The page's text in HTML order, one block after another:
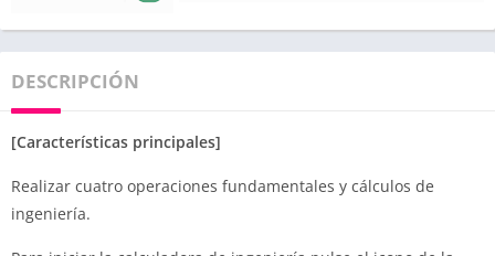
DESCRIPCIÓN
[Características principales]
Realizar cuatro operaciones fundamentales y cálculos de
ingeniería.